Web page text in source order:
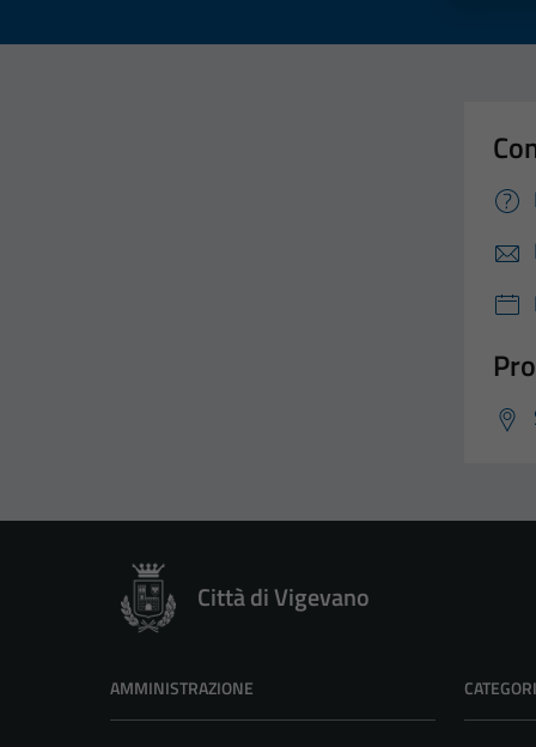
Città di Vigevano
AMMINISTRAZIONE